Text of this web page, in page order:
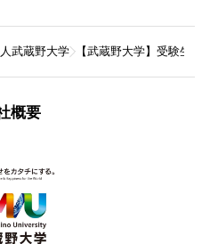
武蔵野大学 【武蔵野大学】受験生
概要